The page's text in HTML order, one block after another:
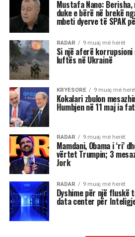
se nuk ka asnjë dyshim apo
vendim.
Pyetja u drejtua nga shtetasi
Semanjaku, i cili duke
administratës së mëparshme
shpalljen “non grata” të
Blinken e cilësoi
të shquar” gjatë një vizite në
këtë pyetje:
“Dua të di sa i “shquar” duhet
Zyrës Ovale të hapen në rast
kryeministër i Shqipërisë kur
Bardhë rikthehet fraksioni
i së majtës së sotme shumë
malinje?”